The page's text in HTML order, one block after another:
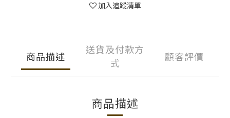
加入追蹤清單
商品描述
送貨及付款方
式
顧客評價
商品描述